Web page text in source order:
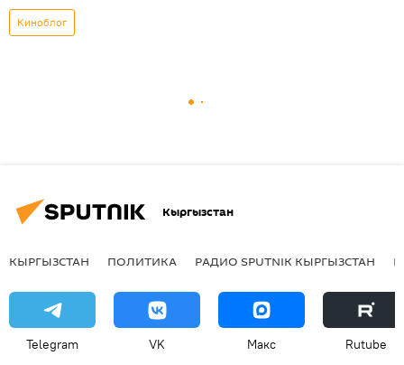
Киноблог
Кыргызстан
КЫРГЫЗСТАН ПОЛИТИКА РАДИО SPUTNIK КЫРГЫЗСТАН
Telegram VK Макс Rutube